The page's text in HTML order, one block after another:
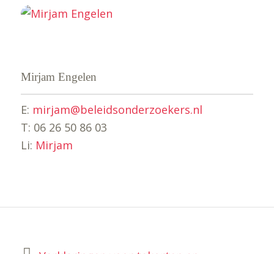
Mirjam Engelen
E: mirjam@beleidsonderzoekers.nl
T: 06 26 50 86 03
Li: Mirjam